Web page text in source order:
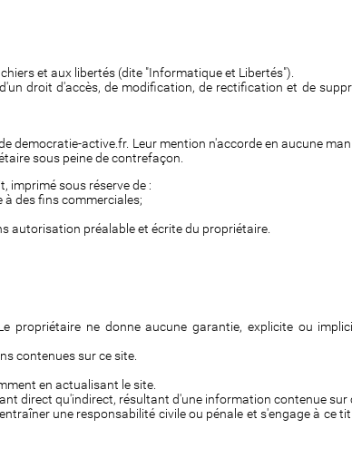
et aux libertés (dite "Informatique et Libertés").
droit d'accès, de modification, de rectification et de
democratie-active.fr. Leur mention n'accorde en aucune
sous peine de contrefaçon.
imprimé sous réserve de :
des fins commerciales;
autorisation préalable et écrite du propriétaire.
propriétaire ne donne aucune garantie, explicite ou
contenues sur ce site.
en actualisant le site.
direct qu'indirect, résultant d'une information contenue sur
une responsabilité civile ou pénale et s'engage à ce